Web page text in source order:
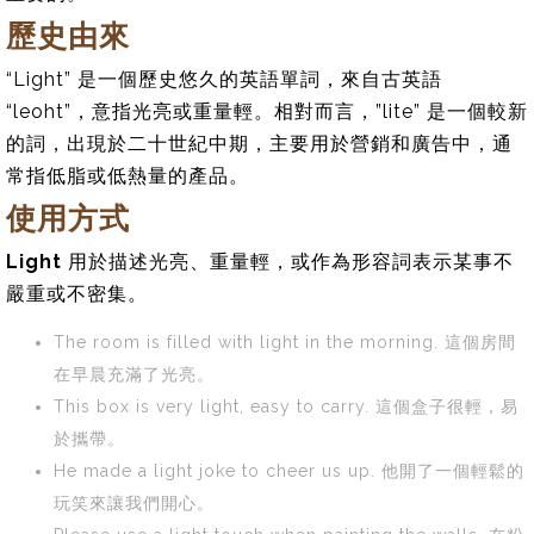
歷史由來
“Light” 是一個歷史悠久的英語單詞，來自古英語
“leoht”，意指光亮或重量輕。相對而言，”lite” 是一個較新
的詞，出現於二十世紀中期，主要用於營銷和廣告中，通
常指低脂或低熱量的產品。
使用方式
Light 用於描述光亮、重量輕，或作為形容詞表示某事不
嚴重或不密集。
The room is filled with light in the morning. 這個房間
在早晨充滿了光亮。
This box is very light, easy to carry. 這個盒子很輕，易
於攜帶。
He made a light joke to cheer us up. 他開了一個輕鬆的
玩笑來讓我們開心。